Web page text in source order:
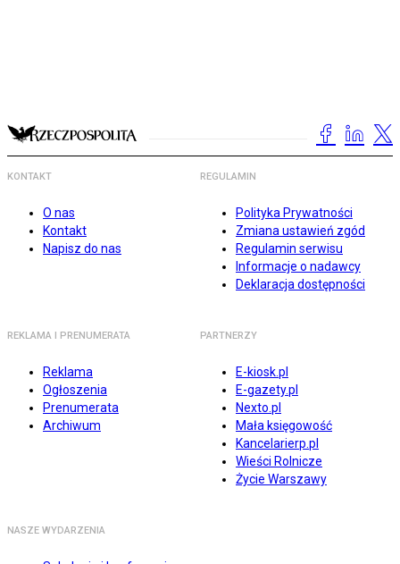
KONTAKT
O nas
Kontakt
Napisz do nas
REGULAMIN
Polityka Prywatności
Zmiana ustawień zgód
Regulamin serwisu
Informacje o nadawcy
Deklaracja dostępności
REKLAMA I PRENUMERATA
Reklama
Ogłoszenia
Prenumerata
Archiwum
PARTNERZY
E-kiosk.pl
E-gazety.pl
Nexto.pl
Mała księgowość
Kancelarierp.pl
Wieści Rolnicze
Życie Warszawy
NASZE WYDARZENIA